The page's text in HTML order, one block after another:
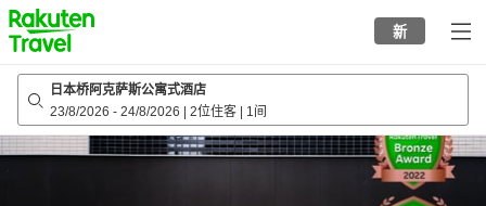
to
top
page
新
日本桥阿克萨斯公寓式酒店
23/8/2026 - 24/8/2026 2位住客 1间